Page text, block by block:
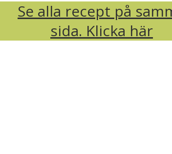
Se alla recept på
sida. Klicka här